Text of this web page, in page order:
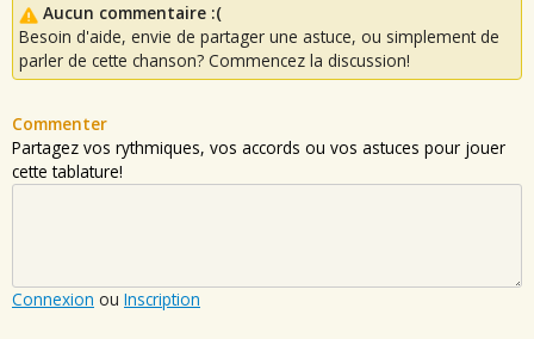
Aucun commentaire :(
Besoin d'aide, envie de partager une astuce, ou simplement de
parler de cette chanson? Commencez la discussion!
Commenter
Partagez vos rythmiques, vos accords ou vos astuces pour jouer
cette tablature!
Connexion ou Inscription